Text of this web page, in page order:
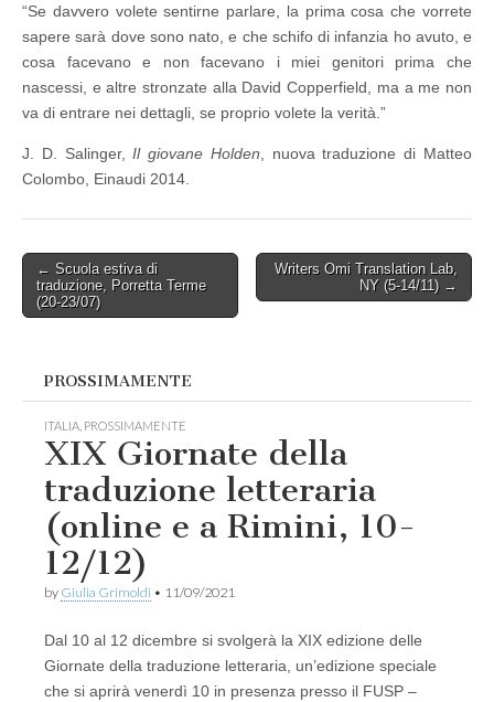
comincia…
“Se davvero volete sentirne parlare, la prima cosa che vorrete
sapere sarà dove sono nato, e che schifo di infanzia ho avuto, e
cosa facevano e non facevano i miei genitori prima che
nascessi, e altre stronzate alla David Copperfield, ma a me non
va di entrare nei dettagli, se proprio volete la verità.”
J. D. Salinger,Il giovane Holden , nuova traduzione di Matteo
Colombo, Einaudi 2014.
Post
navigation
← Scuola estiva di
traduzione, Porretta Terme
(20-23/07)
Writers Omi Translation Lab,
NY (5-14/11) →
PROSSIMAMENTE
ITALIA PROSSIMAMENTE
XIX Giornate della
traduzione letteraria
(online e a Rimini, 10-
12/12)
by Giulia Grimoldi • 11/09/2021
Dal 10 al 12 dicembre si svolgerà la XIX edizione delle
Giornate della traduzione letteraria, un’edizione speciale
che si aprirà venerdì 10 in presenza presso il FUSP –